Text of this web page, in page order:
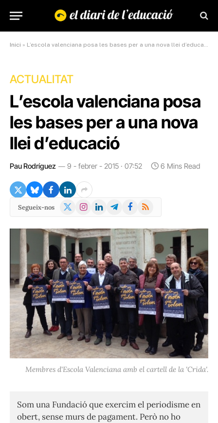
Inici » L’escola valenciana posa les bases per a una nova llei d’educació
ACTUALITAT
L’escola valenciana posa
les bases per a una nova
llei d’educació
Pau Rodríguez 9 - febrer - 2015 · 07:52 6 Mins Read
Segueix-nos
X
Instagram
LinkedInTelegramFacebook
RSS
Membres d'Escola Valenciana amb el cartell de la 'Crida'.
Som una Fundació que exercim el periodisme en
obert, sense murs de pagament. Però no ho